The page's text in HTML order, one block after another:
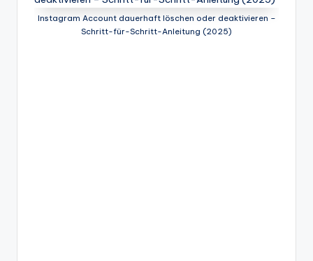
Hardware
Instagram Account dauerhaft löschen oder deaktivieren –
Schritt-für-Schritt-Anleitung (2025)